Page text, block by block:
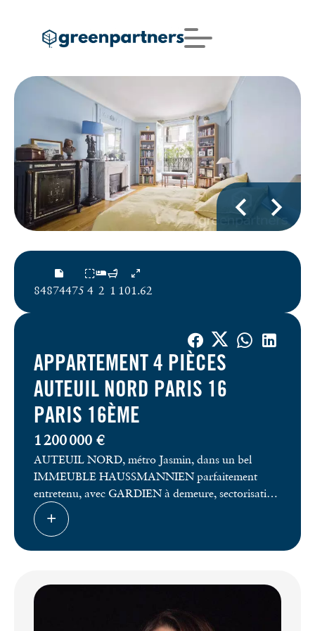
84874475 4 2 1 101.62
APPARTEMENT 4 PIÈCES
AUTEUIL NORD PARIS 16
PARIS 16ÈME
1 200 000 €
AUTEUIL NORD, métro Jasmin, dans un bel
IMMEUBLE HAUSSMANNIEN parfaitement
entretenu, avec GARDIEN à demeure, sectorisation
JEAN-BAPTISTE SAY
d’une SALLE DE BAIN, d’un WC indépendant,
d’une BUANDERIE, d’une CUISINE toute
ÉQUIPÉE, d’un SÉJOUR, d’une SALLE À